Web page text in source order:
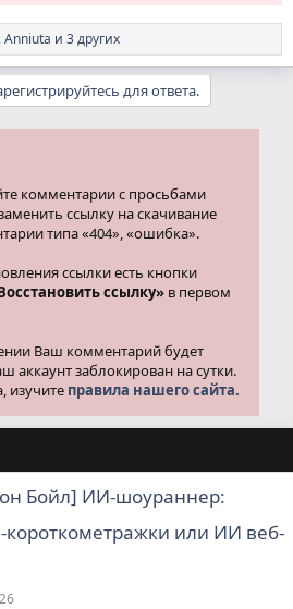
,Anniuta и 3 других
для ответа.
комментарии с просьбами
ссылку на скачивание
типа «404», «ошибка».
ссылки есть кнопки
ссылку» в первом
Ваш комментарий будет
аккаунт заблокирован на сутки.
изучите правила нашего сайта.
Бойл] ИИ-шоураннер:
или ИИ веб-